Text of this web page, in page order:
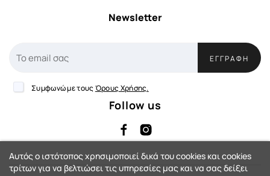
Newsletter
ΕΓΓΡΑΦΉ
Συμφωνώ με τους Όρους Χρήσης.
Follow us
Αυτός ο ιστότοπος χρησιμοποιεί δικά του cookies και cookies
τρίτων για να βελτιώσει τις υπηρεσίες μας και να σας δείξει